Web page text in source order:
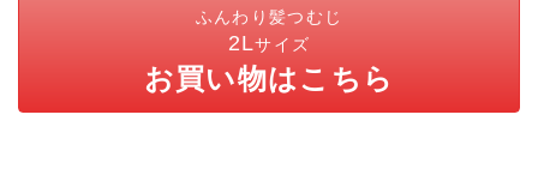
ふんわり髪つむじ
2Lサイズ
お買い物はこちら